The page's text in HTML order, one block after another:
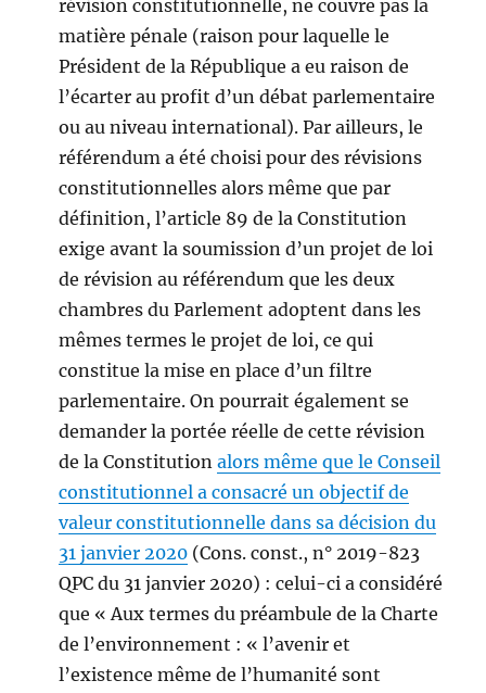
révision constitutionnelle, ne couvre pas la
matière pénale (raison pour laquelle le
Président de la République a eu raison de
l’écarter au profit d’un débat parlementaire
ou au niveau international). Par ailleurs, le
référendum a été choisi pour des révisions
constitutionnelles alors même que par
définition, l’article 89 de la Constitution
exige avant la soumission d’un projet de loi
de révision au référendum que les deux
chambres du Parlement adoptent dans les
mêmes termes le projet de loi, ce qui
constitue la mise en place d’un filtre
parlementaire. On pourrait également se
demander la portée réelle de cette révision
de la Constitutionalors même que le Conseil
constitutionnel a consacré un objectif de
valeur constitutionnelle dans sa décision du
31 janvier 2020 (Cons. const., n° 2019-823
QPC du 31 janvier 2020) : celui-ci a considéré
que « Aux termes du préambule de la Charte
de l’environnement : « l’avenir et
l’existence même de l’humanité sont